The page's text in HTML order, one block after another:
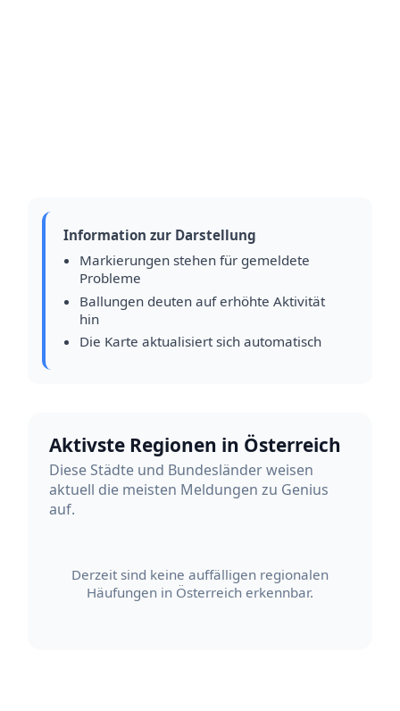
Information zur Darstellung
Markierungen stehen für gemeldete
Probleme
Ballungen deuten auf erhöhte Aktivität
hin
Die Karte aktualisiert sich automatisch
Aktivste Regionen in Österreich
Diese Städte und Bundesländer weisen
aktuell die meisten Meldungen zu Genius
auf.
Derzeit sind keine auffälligen regionalen
Häufungen in Österreich erkennbar.